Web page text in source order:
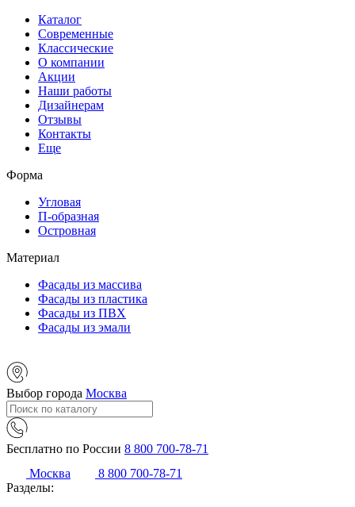
Каталог
Современные
Классические
О компании
Акции
Наши работы
Дизайнерам
Отзывы
Контакты
Еще
Форма
Угловая
П-образная
Островная
Материал
Фасады из массива
Фасады из пластика
Фасады из ПВХ
Фасады из эмали
Выбор города Москва
Бесплатно по России 8 800 700-78-71
Москва
8 800 700-78-71
Разделы: